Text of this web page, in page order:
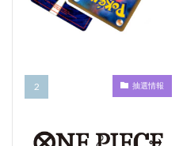
抽選情報